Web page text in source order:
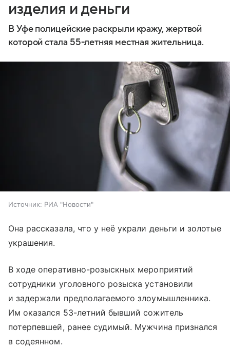
изделия и деньги
В Уфе полицейские раскрыли кражу, жертвой
которой стала 55-летняя местная жительница.
Источник: РИА "Новости"
Она рассказала, что у неё украли деньги и золотые
украшения.
В ходе оперативно-розыскных мероприятий
сотрудники уголовного розыска установили
и задержали предполагаемого злоумышленника.
Им оказался 53-летний бывший сожитель
потерпевшей, ранее судимый. Мужчина признался
в содеянном.